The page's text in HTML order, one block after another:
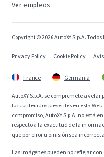
Ver empleos
Copyright © 2026 AutoXY S.p.A.
Privacy Policy Cookie Policy
France Germania
AutoXY S.p.A. se compromete a
los contenidos presentes en esta
compromiso, AutoXY S.p.A. no está
respecto a la exactitud de la
que por error u omisión sea
Las imágenes pueden no reflejar